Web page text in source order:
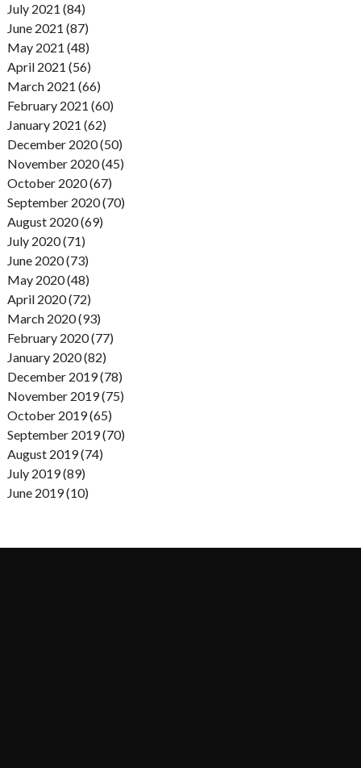
July 2021 (84)
June 2021 (87)
May 2021 (48)
April 2021 (56)
March 2021 (66)
February 2021 (60)
January 2021 (62)
December 2020 (50)
November 2020 (45)
October 2020 (67)
September 2020 (70)
August 2020 (69)
July 2020 (71)
June 2020 (73)
May 2020 (48)
April 2020 (72)
March 2020 (93)
February 2020 (77)
January 2020 (82)
December 2019 (78)
November 2019 (75)
October 2019 (65)
September 2019 (70)
August 2019 (74)
July 2019 (89)
June 2019 (10)